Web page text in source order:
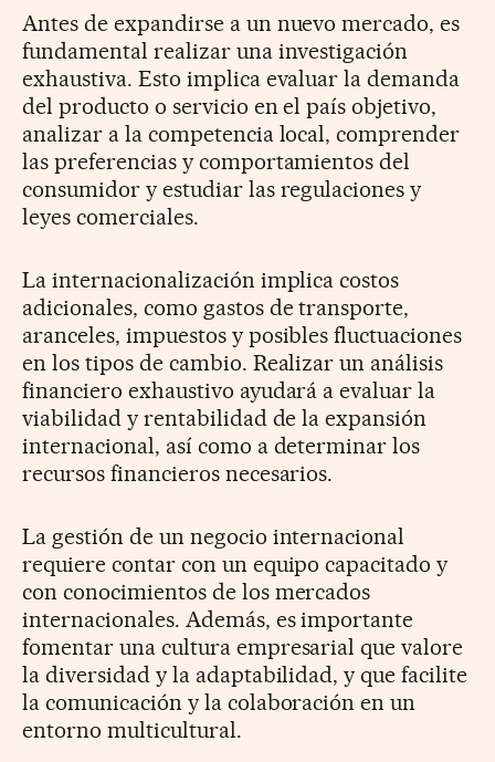
Antes de expandirse a un nuevo mercado, es
fundamental realizar una investigación
exhaustiva. Esto implica evaluar la demanda
del producto o servicio en el país objetivo,
analizar a la competencia local, comprender
las preferencias y comportamientos del
consumidor y estudiar las regulaciones y
leyes comerciales.
La internacionalización implica costos
adicionales, como gastos de transporte,
aranceles, impuestos y posibles fluctuaciones
en los tipos de cambio. Realizar un análisis
financiero exhaustivo ayudará a evaluar la
viabilidad y rentabilidad de la expansión
internacional, así como a determinar los
recursos financieros necesarios.
La gestión de un negocio internacional
requiere contar con un equipo capacitado y
con conocimientos de los mercados
internacionales. Además, es importante
fomentar una cultura empresarial que valore
la diversidad y la adaptabilidad, y que facilite
la comunicación y la colaboración en un
entorno multicultural.